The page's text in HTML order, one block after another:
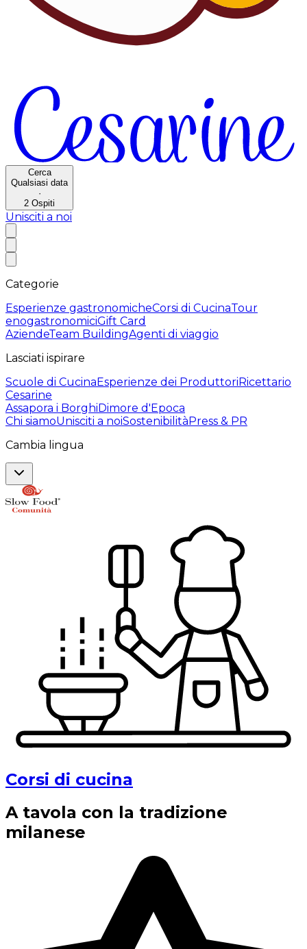
Cerca
Qualsiasi data
·
2 Ospiti
Unisciti a noi
Categorie
Esperienze gastronomicheCorsi di CucinaTour
enogastronomiciGift Card
AziendeTeam BuildingAgenti di viaggio
Lasciati ispirare
Scuole di CucinaEsperienze dei ProduttoriRicettario
Cesarine
Assapora i BorghiDimore d'Epoca
Chi siamoUnisciti a noiSostenibilitàPress & PR
Cambia lingua
Corsi di cucina
A tavola con la tradizione
milanese